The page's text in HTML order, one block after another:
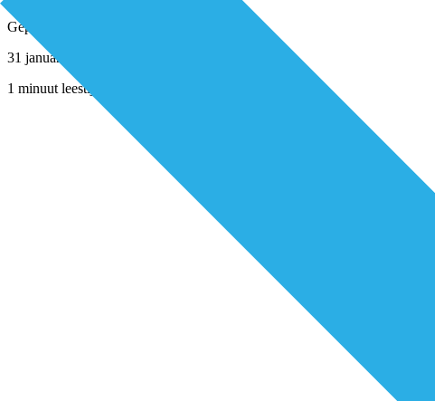
Geplaatst door
31 januari 2022
1 minuut leestijd